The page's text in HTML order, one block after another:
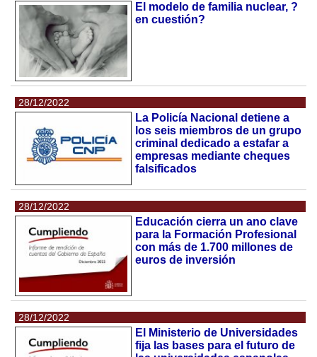
El modelo de familia nuclear, ?
en cuestión?
28/12/2022
La Policía Nacional detiene a
los seis miembros de un grupo
criminal dedicado a estafar a
empresas mediante cheques
falsificados
28/12/2022
Educación cierra un ano clave
para la Formación Profesional
con más de 1.700 millones de
euros de inversión
28/12/2022
El Ministerio de Universidades
fija las bases para el futuro de